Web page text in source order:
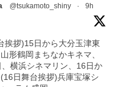
@tsukamoto_shiny · 9h
挨拶)15日から大分玉津東
形鶴岡まちなかキネマ、
横浜シネマリン、16日か
日舞台挨拶)兵庫宝塚シ